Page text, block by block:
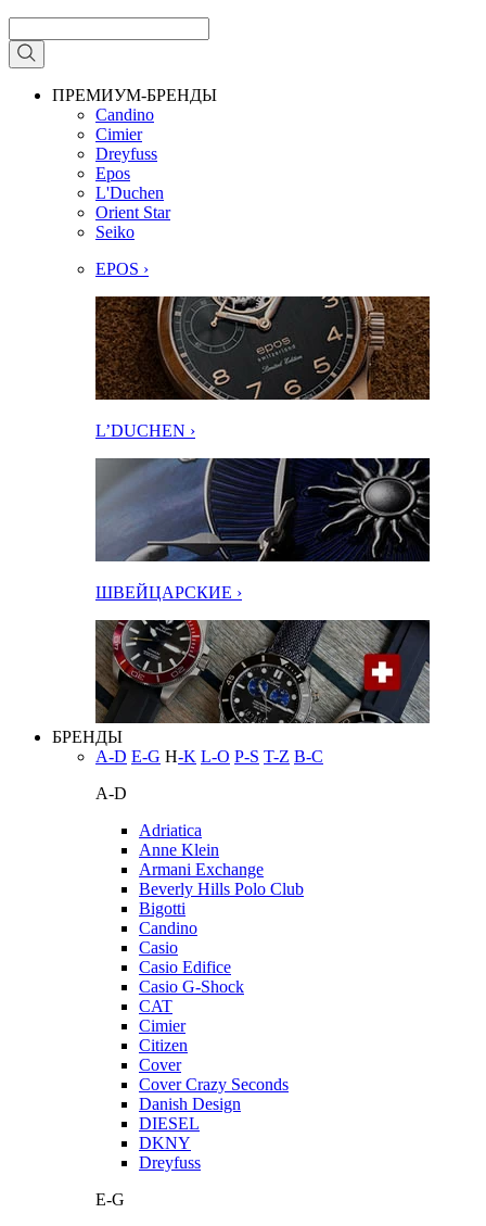
ПРЕМИУМ-БРЕНДЫ
Candino
Cimier
Dreyfuss
Epos
L'Duchen
Orient Star
Seiko
EPOS ›
L’DUCHEN ›
ШВЕЙЦАРСКИЕ ›
БРЕНДЫ
A-D E-G H-K L-O P-S T-Z В-С
A-D
Adriatica
Anne Klein
Armani Exchange
Beverly Hills Polo Club
Bigotti
Candino
Casio
Casio Edifice
Casio G-Shock
CAT
Cimier
Citizen
Cover
Cover Crazy Seconds
Danish Design
DIESEL
DKNY
Dreyfuss
E-G